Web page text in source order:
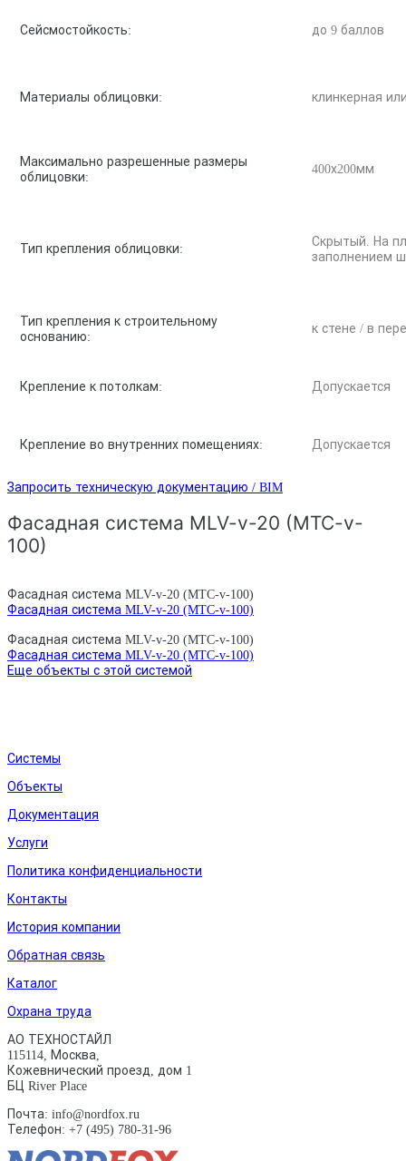
Сейсмостойкость: до 9 баллов
Материалы облицовки: клинкерная
Максимально разрешенные размеры
облицовки:
400х200мм
Тип крепления облицовки:
Скрытый. На
заполнением
Тип крепления к строительному
основанию:
к стене / в
Крепление к потолкам: Допускается
Крепление во внутренних помещениях: Допускается
Запросить техническую документацию / BIM
Фасадная система MLV-v-20 (MTC-v-
100)
Фасадная система MLV-v-20 (MTC-v-100)
Фасадная система MLV-v-20 (MTC-v-100)
Фасадная система MLV-v-20 (MTC-v-100)
Фасадная система MLV-v-20 (MTC-v-100)
Еще объекты с этой системой
Системы
Объекты
Документация
Услуги
Политика конфиденциальности
Контакты
История компании
Обратная связь
Каталог
Охрана труда
АО ТЕХНОСТАЙЛ
115114, Москва,
Кожевнический проезд, дом 1
БЦ River Place
Почта: info@nordfox.ru
Телефон: +7 (495) 780-31-96